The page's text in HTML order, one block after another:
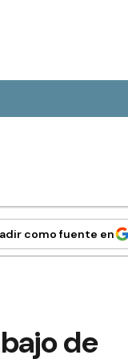
como fuente en
de